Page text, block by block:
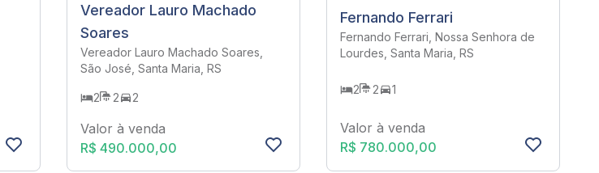
Vereador Lauro Machado
Soares
Vereador Lauro Machado Soares,
São José, Santa Maria, RS
2 2 2
Valor à venda
R$ 490.000,00
Fernando Ferrari
Fernando Ferrari, Nossa Senhora de
Lourdes, Santa Maria, RS
2 2 1
Valor à venda
R$ 780.000,00